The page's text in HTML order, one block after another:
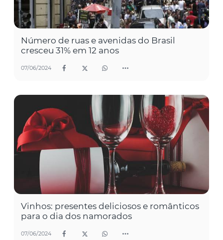
Número de ruas e avenidas do Brasil
cresceu 31% em 12 anos
07/06/2024
Vinhos: presentes deliciosos e românticos
para o dia dos namorados
07/06/2024